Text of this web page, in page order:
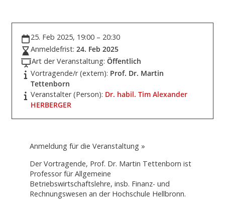
25. Feb 2025, 19:00 – 20:30
Anmeldefrist: 24. Feb 2025
Art der Veranstaltung: Öffentlich
Vortragende/r (extern): Prof. Dr. Martin
Tettenborn
Veranstalter (Person): Dr. habil. Tim Alexander
HERBERGER
Anmeldung für die Veranstaltung »
Der Vortragende, Prof. Dr. Martin Tettenborn ist
Professor für Allgemeine
Betriebswirtschaftslehre, insb. Finanz- und
Rechnungswesen an der Hochschule Hellbronn.